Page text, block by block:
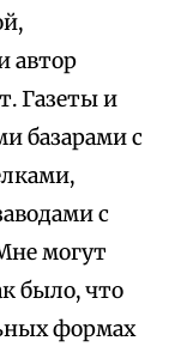
автор
Газеты и
базарами с
с
могут
было, что
формах